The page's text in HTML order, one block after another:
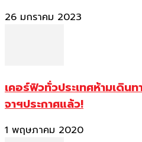
26 มกราคม 2023
เคอร์ฟิวทั่วประเทศห้ามเดิน
จาฯประกาศแล้ว!
1 พฤษภาคม 2020